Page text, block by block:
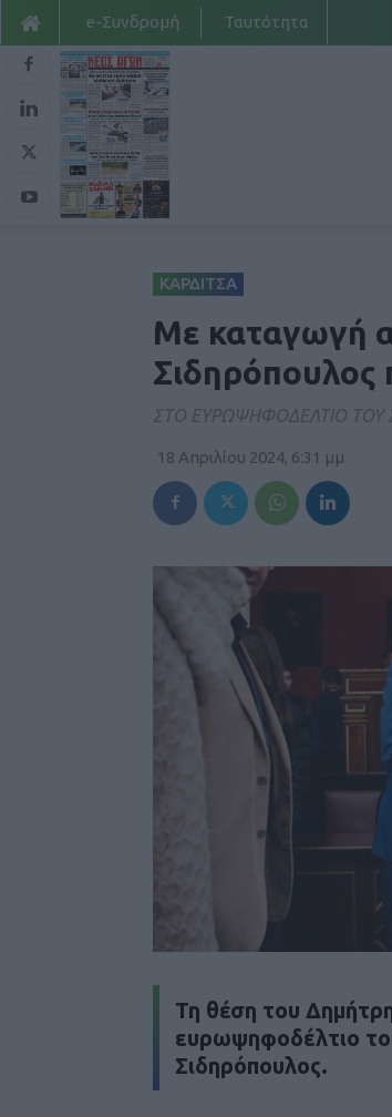
e-Συνδρομή Ταυτότητα
ΚΑΡΔΙΤΣΑ
Mε καταγωγή
Σιδηρόπουλος
ΣΤΟ ΕΥΡΩΨΗΦΟΔΕΛΤΙΟ ΤΟΥ
18 Απριλίου 2024, 6:31 μμ
Τη θέση του
ευρωψηφοδέλτιο
Σιδηρόπουλος.